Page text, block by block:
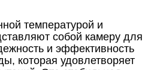
температурой и
собой камеру для
и эффективность
которая удовлетворяет